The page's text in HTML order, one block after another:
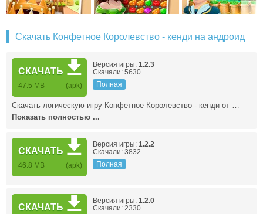
Скачать Конфетное Королевство - кенди на андроид
СКАЧАТЬ
47.5 MB (apk)
Версия игры: 1.2.3
Скачали: 5630
Полная
Скачать логическую игру Конфетное Королевство - кенди от …
Показать полностью ...
СКАЧАТЬ
46.8 MB (apk)
Версия игры: 1.2.2
Скачали: 3832
Полная
СКАЧАТЬ
Версия игры: 1.2.0
Скачали: 2330